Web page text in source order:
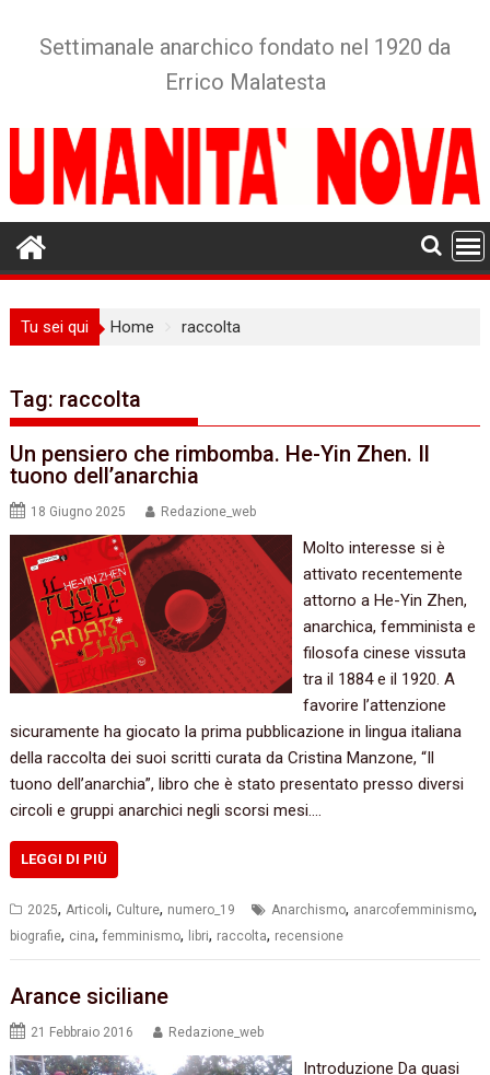
Settimanale anarchico fondato nel 1920 da
Errico Malatesta
Tu sei qui Home raccolta
Tag: raccolta
Un pensiero che rimbomba. He-Yin Zhen. Il
tuono dell’anarchia
18 Giugno 2025 Redazione_web
Molto interesse si è
attivato recentemente
attorno a He-Yin Zhen,
anarchica, femminista e
filosofa cinese vissuta
tra il 1884 e il 1920. A
favorire l’attenzione
sicuramente ha giocato la prima pubblicazione in lingua italiana
della raccolta dei suoi scritti curata da Cristina Manzone, “Il
tuono dell’anarchia”, libro che è stato presentato presso diversi
circoli e gruppi anarchici negli scorsi mesi.…
LEGGI DI PIÙ
2025,Articoli, Culture, numero_19 Anarchismo, anarcofemminismo,
biografie, cina,femminismo, libri, raccolta, recensione
Arance siciliane
21 Febbraio 2016 Redazione_web
Introduzione Da quasi